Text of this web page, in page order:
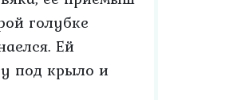
голубке
Ей
под крыло и